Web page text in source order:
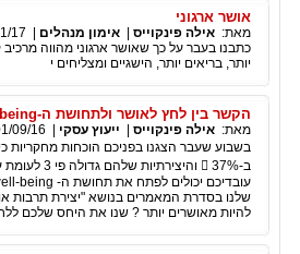
אושר ארגוני
מאת: אילה פינקוייס אימון מנהלים 17
כתבנו בעבר על כך שאושר ארגוני מהווה מרכיב
יותר, בריאים יותר, הישגיים ומצליחים י
הקשר בין לחץ לאושר ולתחושת ה-well being
מאת: אילה פינקוייס ייעוץ עסקי 09/16
שלנו בסדרת המאמרים בנושא "יצירת תרבות
להיות מאושרים יותר ? שנו את היחס שלכם